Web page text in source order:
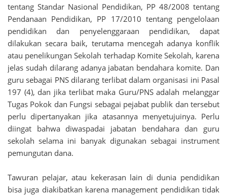
tentang Standar Nasional Pendidikan, PP 48/2008 tentang
Pendanaan Pendidikan, PP 17/2010 tentang pengelolaan
pendidikan dan penyelenggaraan pendidikan, dapat
dilakukan secara baik, terutama mencegah adanya konflik
atau penelikungan Sekolah terhadap Komite Sekolah, karena
jelas sudah dilarang adanya jabatan bendahara komite. Dan
guru sebagai PNS dilarang terlibat dalam organisasi ini Pasal
197 (4), dan jika terlibat maka Guru/PNS adalah melanggar
Tugas Pokok dan Fungsi sebagai pejabat publik dan tersebut
perlu dipertanyakan jika atasannya menyetujuinya. Perlu
diingat bahwa diwaspadai jabatan bendahara dan guru
sekolah selama ini banyak digunakan sebagai instrument
pemungutan dana.
Tawuran pelajar, atau kekerasan lain di dunia pendidikan
bisa juga diakibatkan karena management pendidikan tidak